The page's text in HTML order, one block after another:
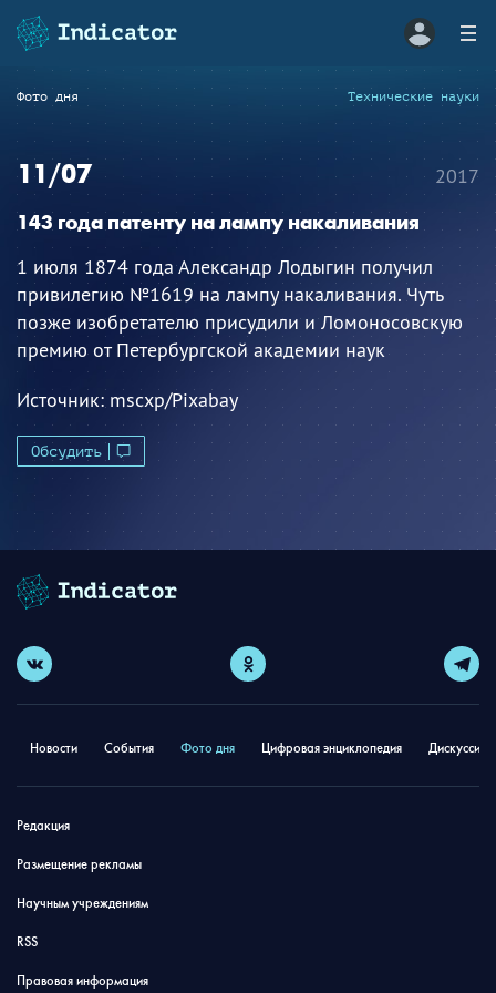
Фото дня Технические науки
11/07
143 года патенту на лампу накаливания
1 июля 1874 года Александр Лодыгин получил
привилегию №1619 на лампу накаливания. Чуть
позже изобретателю присудили и Ломоносовскую
премию от Петербургской академии наук
Источник: mscxp/Pixabay
Обсудить
2017
Новости События Фото дня Цифровая энциклопедия
Редакция
Размещение рекламы
Научным учреждениям
RSS
Правовая информация